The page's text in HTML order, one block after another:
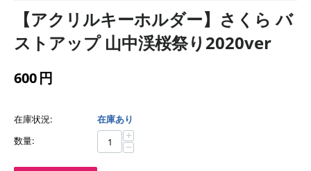
【アクリルキーホルダー】さくら バ
ストアップ 山中渓桜祭り2020ver
600円
在庫状況:
在庫あり
数量:
+
−